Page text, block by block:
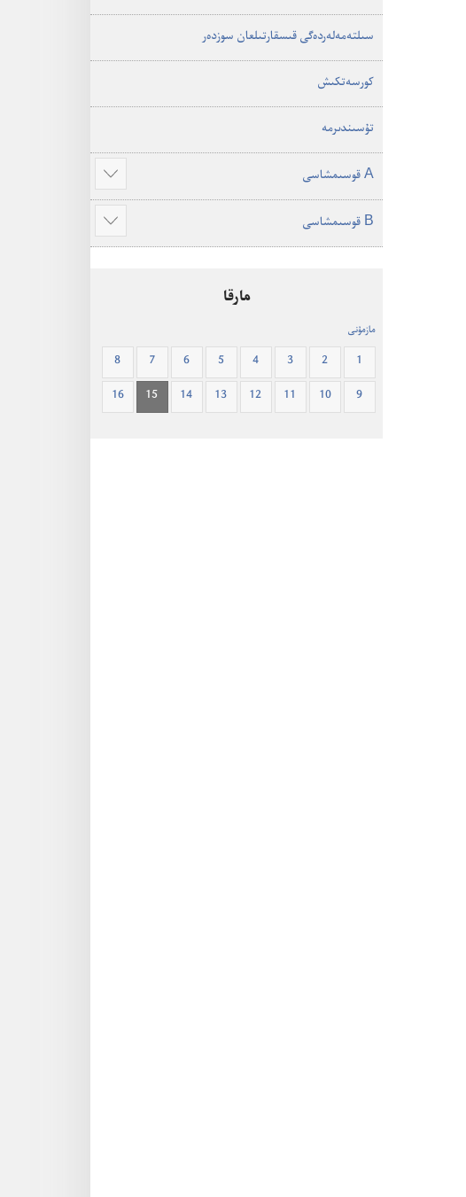
سىلتە‌مە‌لە‌ردە‌گى قىسقارتىلعان سوزدە‌ر
كورسە‌تكىش
تۇ‌سىندىرمە
A قوسىمشاسى
Show
more
Show
more
مارقا
مازمۇنى
1
2
3
4
5
6
7
8
9
10
11
12
13
14
15
16